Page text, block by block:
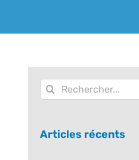
Rechercher:
Articles récents